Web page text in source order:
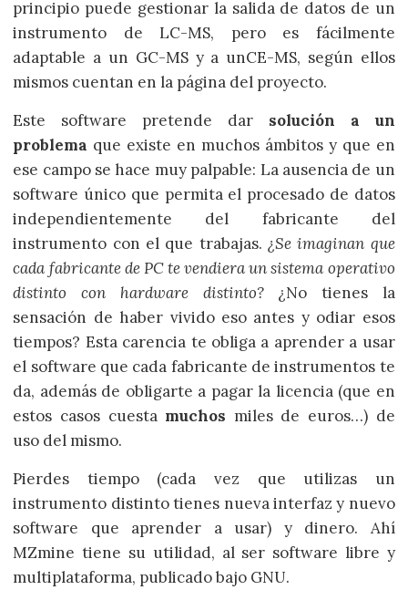
principio puede gestionar la salida de datos de un
instrumento de LC-MS, pero es fácilmente
adaptable a un GC-MS y a unCE-MS, según ellos
mismos cuentan en la página del proyecto.
Este software pretende dar solución a un
problema que existe en muchos ámbitos y que en
ese campo se hace muy palpable: La ausencia de un
software único que permita el procesado de datos
independientemente del fabricante del
instrumento con el que trabajas. ¿Se imaginan que
cada fabricante de PC te vendiera un sistema operativo
distinto con hardware distinto?¿No tienes la
sensación de haber vivido eso antes y odiar esos
tiempos? Esta carencia te obliga a aprender a usar
el software que cada fabricante de instrumentos te
da, además de obligarte a pagar la licencia (que en
estos casos cuesta muchos miles de euros…) de
uso del mismo.
Pierdes tiempo (cada vez que utilizas un
instrumento distinto tienes nueva interfaz y nuevo
software que aprender a usar) y dinero. Ahí
MZmine tiene su utilidad, al ser software libre y
multiplataforma, publicado bajo GNU.